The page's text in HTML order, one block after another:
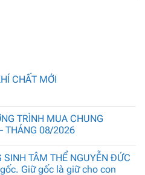
CHẤT MỚI
TRÌNH MUA CHUNG
THÁNG 08/2026
SINH TÂM THỂ NGUYỄN ĐỨC
Giữ gốc là giữ cho con